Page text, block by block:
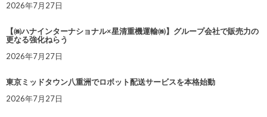
2026年7月27日
【㈱ハナインターナショナル×星清重機運輸㈱】グループ会社で販売力の
更なる強化ねらう
2026年7月27日
東京ミッドタウン八重洲でロボット配送サービスを本格始動
2026年7月27日